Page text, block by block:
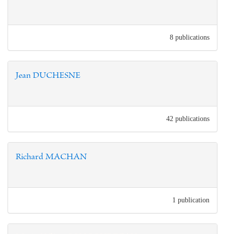
8 publications
Jean DUCHESNE
42 publications
Richard MACHAN
1 publication